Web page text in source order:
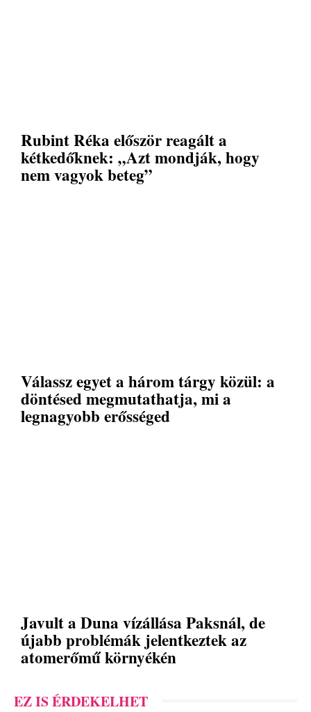
Rubint Réka először reagált a
kétkedőknek: „Azt mondják, hogy
nem vagyok beteg”
Válassz egyet a három tárgy közül: a
döntésed megmutathatja, mi a
legnagyobb erősséged
Javult a Duna vízállása Paksnál, de
újabb problémák jelentkeztek az
atomerőmű környékén
EZ IS ÉRDEKELHET